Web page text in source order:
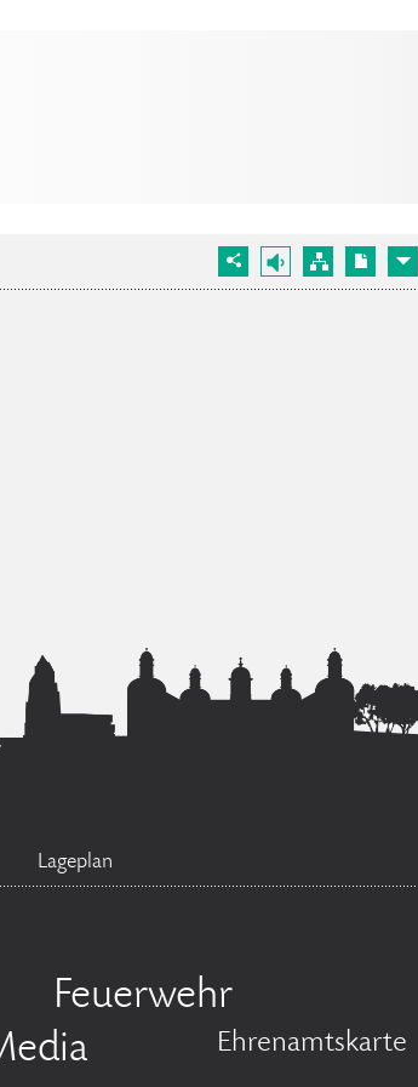
Lageplan
Feuerwehr
Ehrenamtskarte